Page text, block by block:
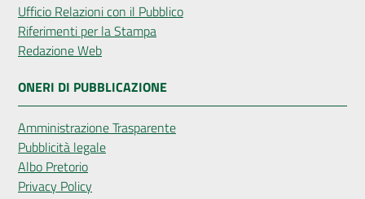
Ufficio Relazioni con il Pubblico
Riferimenti per la Stampa
Redazione Web
ONERI DI PUBBLICAZIONE
Amministrazione Trasparente
Pubblicità legale
Albo Pretorio
Privacy Policy